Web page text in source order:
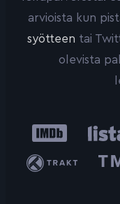
arvioista kun
syötteen tai
olevista
IMDb Listal
Trakt